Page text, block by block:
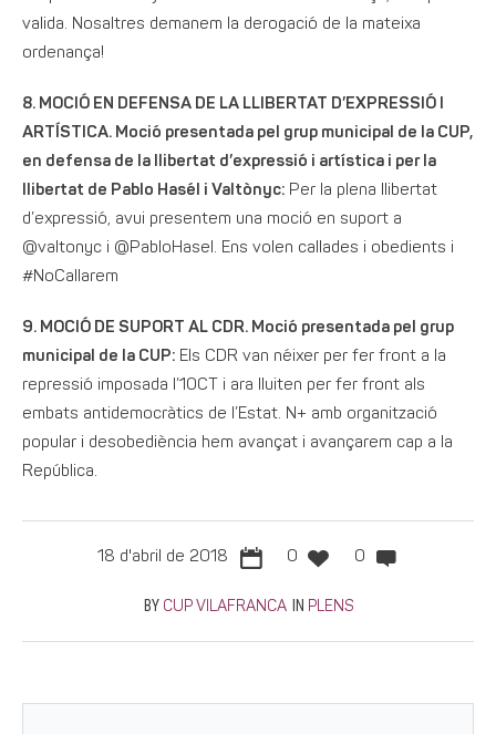
valida. Nosaltres demanem la derogació de la mateixa
ordenança!
8. MOCIÓ EN DEFENSA DE LA LLIBERTAT D’EXPRESSIÓ I
ARTÍSTICA. Moció presentada pel grup municipal de la CUP,
en defensa de la llibertat d’expressió i artística i per la
llibertat de Pablo Hasél i Valtònyc: Per la plena llibertat
d’expressió, avui presentem una moció en suport a
@valtonyc i @PabloHasel. Ens volen callades i obedients i
#NoCallarem
9. MOCIÓ DE SUPORT AL CDR. Moció presentada pel grup
municipal de la CUP: Els CDR van néixer per fer front a la
repressió imposada l’1OCT i ara lluiten per fer front als
embats antidemocràtics de l’Estat. N+ amb organització
popular i desobediència hem avançat i avançarem cap a la
República.
18 d'abril de 2018 0 0
BY CUP VILAFRANCA IN PLENS